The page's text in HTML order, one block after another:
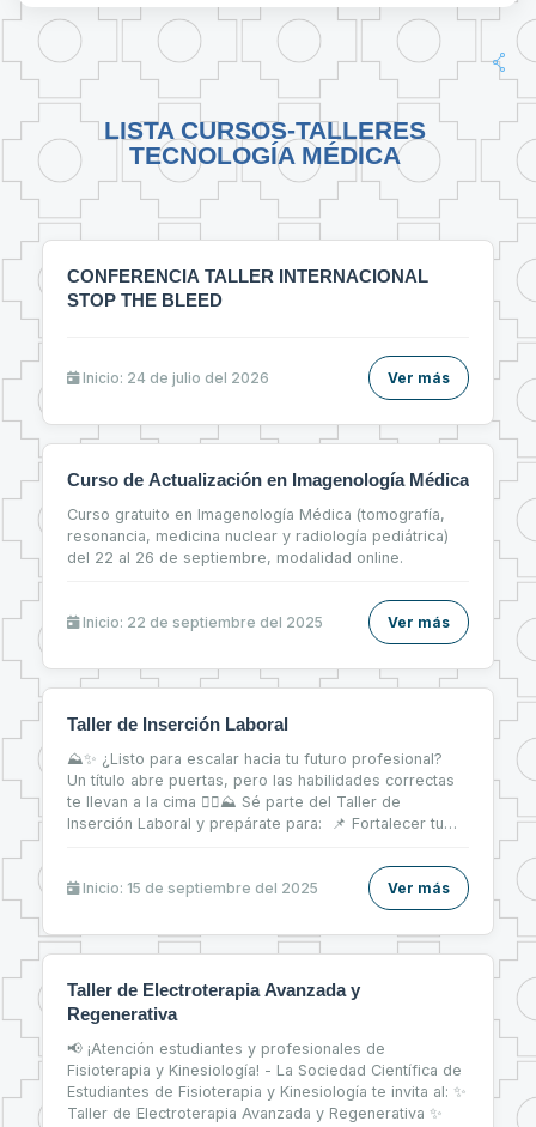
LISTA CURSOS-TALLERES
TECNOLOGÍA MÉDICA
CONFERENCIA TALLER INTERNACIONAL
STOP THE BLEED
Inicio: 24 de julio del 2026 Ver más
Curso de Actualización en Imagenología Médica
Curso gratuito en Imagenología Médica (tomografía,
resonancia, medicina nuclear y radiología pediátrica)
del 22 al 26 de septiembre, modalidad online.
Inicio: 22 de septiembre del 2025 Ver más
Taller de Inserción Laboral
⛰✨ ¿Listo para escalar hacia tu futuro profesional?
Un título abre puertas, pero las habilidades correctas
te llevan a la cima 🧗‍♀⛰ Sé parte del Taller de
Inserción Laboral y prepárate para: 📌 Fortalecer tu
primeros pasos firmes en el mercado laboral 💼
Inicio: 15 de septiembre del 2025
Ver más
Taller de Electroterapia Avanzada y
Regenerativa
📢 ¡Atención estudiantes y profesionales de
Fisioterapia y Kinesiología! - La Sociedad Científica de
Estudiantes de Fisioterapia y Kinesiología te invita al: ✨
Taller de Electroterapia Avanzada y Regenerativa ✨